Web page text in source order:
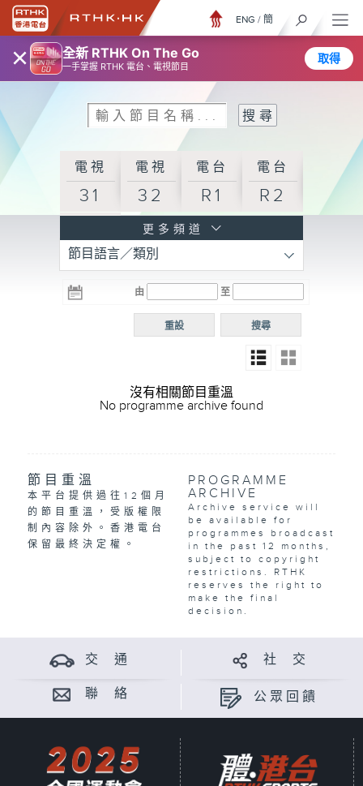
× 全新 RTHK On The Go
一手掌握 RTHK 電台、電視節目
取得
ENG / 簡
電視
31
電視
32
電台
R1
電台
R2
R3
電台 電台
R5
電台
普通
更多頻道
節目語言／類別
由 至
搜尋
重設
沒有相關節目重溫
No programme archive found
節目重溫
本平台提供過往12個月
的節目重溫，受版權限
制內容除外。香港電台
保留最終決定權。
PROGRAMME
ARCHIVE
Archive service will
be available for
programmes broadcast
in the past 12 months,
subject to copyright
restrictions. RTHK
reserves the right to
make the final
decision.
交 通 社 交
聯 絡 公眾回饋